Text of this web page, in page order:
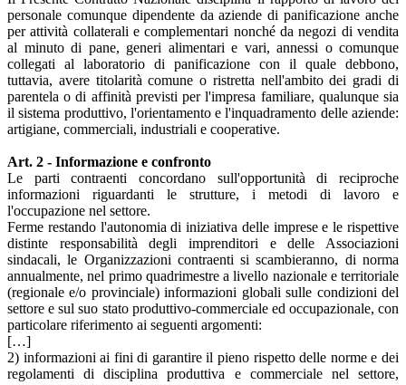
personale comunque dipendente da aziende di panificazione anche
per attività collaterali e complementari nonché da negozi di vendita
al minuto di pane, generi alimentari e vari, annessi o comunque
collegati al laboratorio di panificazione con il quale debbono,
tuttavia, avere titolarità comune o ristretta nell'ambito dei gradi di
parentela o di affinità previsti per l'impresa familiare, qualunque sia
il sistema produttivo, l'orientamento e l'inquadramento delle aziende:
artigiane, commerciali, industriali e cooperative.
Art. 2 - Informazione e confronto
Le parti contraenti concordano sull'opportunità di reciproche
informazioni riguardanti le strutture, i metodi di lavoro e
l'occupazione nel settore.
Ferme restando l'autonomia di iniziativa delle imprese e le rispettive
distinte responsabilità degli imprenditori e delle Associazioni
sindacali, le Organizzazioni contraenti si scambieranno, di norma
annualmente, nel primo quadrimestre a livello nazionale e territoriale
(regionale e/o provinciale) informazioni globali sulle condizioni del
settore e sul suo stato produttivo-commerciale ed occupazionale, con
particolare riferimento ai seguenti argomenti:
[…]
2) informazioni ai fini di garantire il pieno rispetto delle norme e dei
regolamenti di disciplina produttiva e commerciale nel settore,